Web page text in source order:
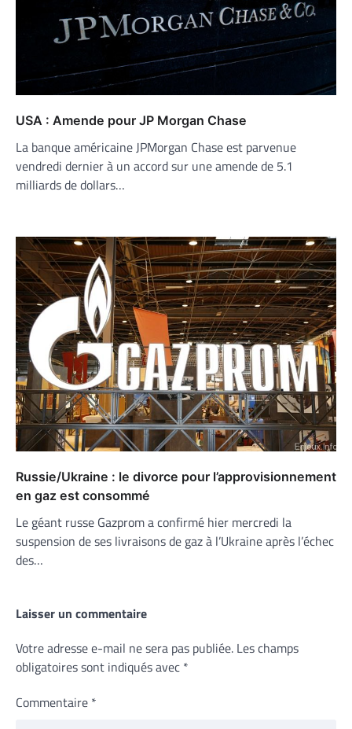
USA : Amende pour JP Morgan Chase
La banque américaine JPMorgan Chase est parvenue
vendredi dernier à un accord sur une amende de 5.1
milliards de dollars…
Russie/Ukraine : le divorce pour l’approvisionnement
en gaz est consommé
Le géant russe Gazprom a confirmé hier mercredi la
suspension de ses livraisons de gaz à l’Ukraine après l’échec
des…
Laisser un commentaire
Votre adresse e-mail ne sera pas publiée. Les champs
obligatoires sont indiqués avec *
Commentaire *